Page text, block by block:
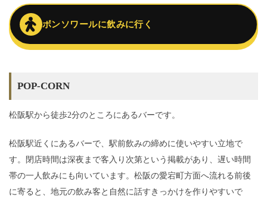
ボンソワールに飲みに行く
POP-CORN
松阪駅から徒歩2分のところにあるバーです。
松阪駅近くにあるバーで、駅前飲みの締めに使いやすい立地で
す。閉店時間は深夜まで客入り次第という掲載があり、遅い時間
帯の一人飲みにも向いています。松阪の愛宕町方面へ流れる前後
に寄ると、地元の飲み客と自然に話すきっかけを作りやすいで